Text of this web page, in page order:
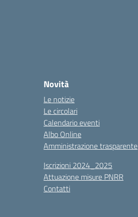
Novità
Le notizie
Le circolari
Calendario eventi
Albo Online
Amministrazione trasparente
Iscrizioni 2024_2025
Attuazione misure PNRR
Contatti